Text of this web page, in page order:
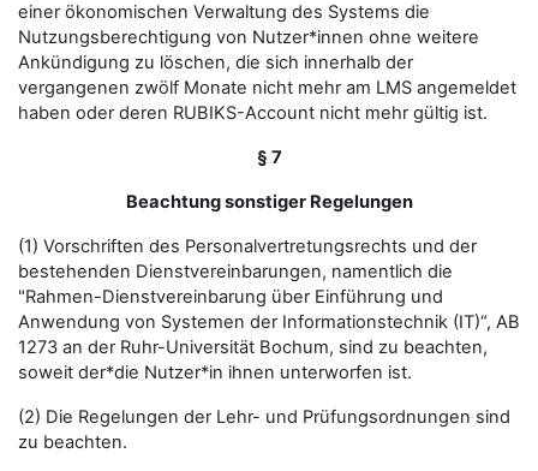
einer ökonomischen Verwaltung des Systems die
Nutzungsberechtigung von Nutzer*innen ohne weitere
Ankündigung zu löschen, die sich innerhalb der
vergangenen zwölf Monate nicht mehr am LMS angemeldet
haben oder deren RUBIKS-Account nicht mehr gültig ist.
§ 7
Beachtung sonstiger Regelungen
(1) Vorschriften des Personalvertretungsrechts und der
bestehenden Dienstvereinbarungen, namentlich die
"Rahmen-Dienstvereinbarung über Einführung und
Anwendung von Systemen der Informationstechnik (IT)“, AB
1273 an der Ruhr-Universität Bochum, sind zu beachten,
soweit der*die Nutzer*in ihnen unterworfen ist.
(2) Die Regelungen der Lehr- und Prüfungsordnungen sind
zu beachten.